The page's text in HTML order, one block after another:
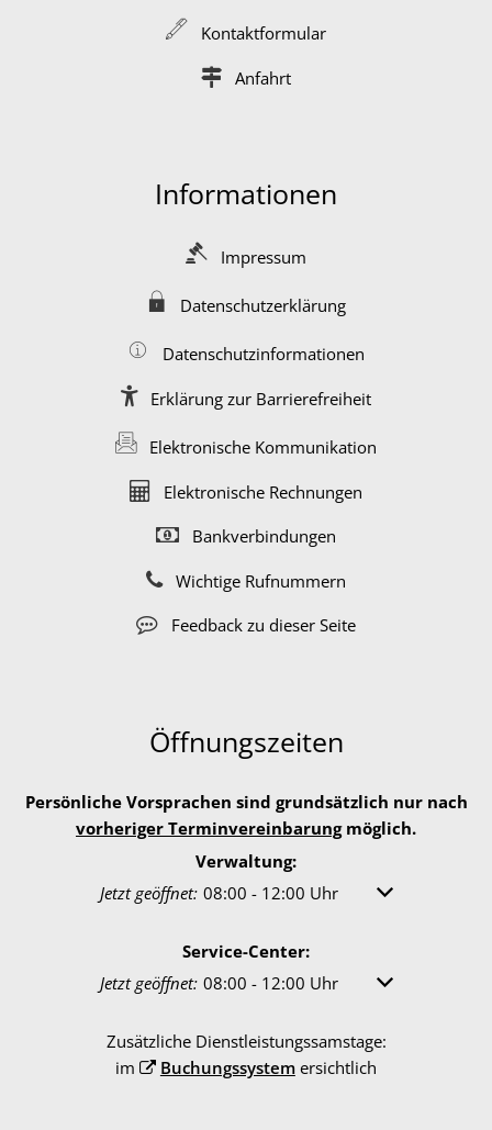
Kontaktformular
Anfahrt
Informationen
Impressum
Datenschutzerklärung
Datenschutzinformationen
Erklärung zur Barrierefreiheit
Elektronische Kommunikation
Elektronische Rechnungen
Bankverbindungen
Wichtige Rufnummern
Feedback zu dieser Seite
Öffnungszeiten
Persönliche Vorsprachen sind grundsätzlich nur nach
vorheriger Terminvereinbarungmöglich.
Verwaltung:
Klicken, um weitere Öffnungs- oder Schließzeiten
Jetzt geöffnet: 08:00 - 12:00 Uhr Von 08:00 bis
Service-Center:
Klicken, um weitere Öffnungs- oder Schließzeiten
Jetzt geöffnet: 08:00 - 12:00 Uhr Von 08:00 bis
Zusätzliche Dienstleistungssamstage:
im
Buchungssystemersichtlich